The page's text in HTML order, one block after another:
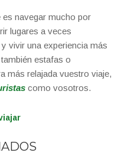
navegar mucho por
lugares a veces
vivir una experiencia más
estafas o
más relajada vuestro viaje,
como vosotros.